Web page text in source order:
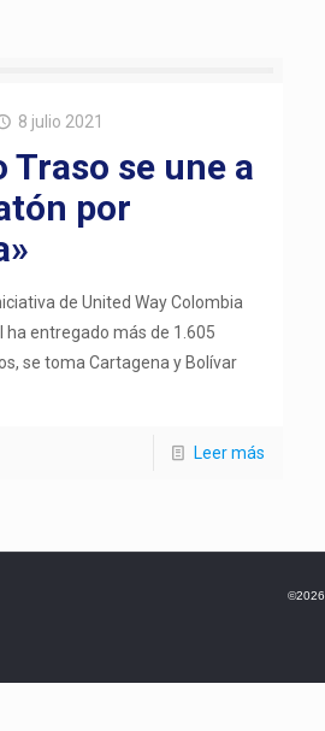
8 julio 2021
Traso se une a
por
de United Way Colombia
ha entregado más de 1.605
se toma Cartagena y Bolívar
Leer más
©2026